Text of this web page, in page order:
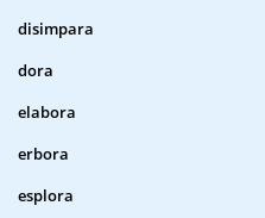
disimpara
dora
elabora
erbora
esplora